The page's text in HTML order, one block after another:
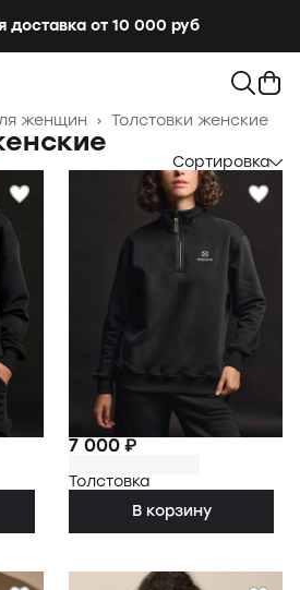
доставка от 10 000 руб
Толстовки женские
женщин ›
Сортировка
7 000 ₽
Толстовка
В корзину